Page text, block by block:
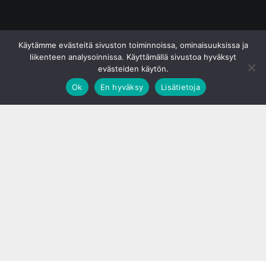
Käytämme evästeitä sivuston toiminnoissa, ominaisuuksissa ja
liikenteen analysoinnissa. Käyttämällä sivustoa hyväksyt
evästeiden käytön.
Ok
En hyväksy Lisätietoja